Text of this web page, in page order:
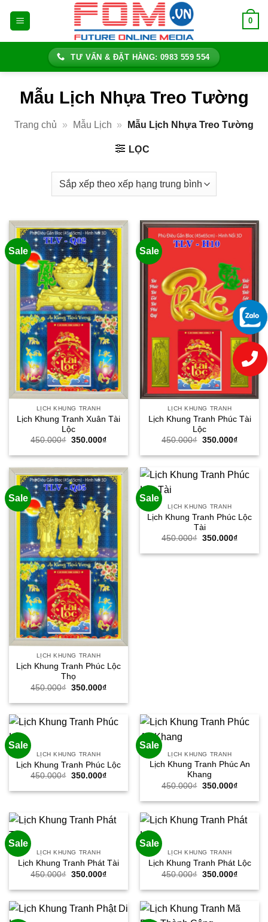
0
TƯ VẤN & ĐẶT HÀNG: 0983 559 554
Mẫu Lịch Nhựa Treo Tường
Trang chủ » Mẫu Lịch » Mẫu Lịch Nhựa Treo Tường
LỌC
Sale
LỊCH KHUNG TRANH
Lịch Khung Tranh Xuân Tài
Lộc
450.000₫ Giá
là:
350.000₫Giá
tại
350.000₫.
Sale
LỊCH KHUNG TRANH
Lịch Khung Tranh Phúc Tài
Lộc
450.000₫ Giá
là:
350.000₫Giá
tại
Sale
LỊCH KHUNG TRANH
Lịch Khung Tranh Phúc Lộc
Thọ
450.000₫ Giá
là:
350.000₫Giá
tại
350.000₫.
Sale
LỊCH KHUNG TRANH
Lịch Khung Tranh Phúc Lộc
Tài
450.000₫ Giá
là:
350.000₫Giá
tại
Sale
LỊCH KHUNG TRANH
Lịch Khung Tranh Phúc Lộc
450.000₫ Giá
là:
350.000₫Giá
tại
350.000₫.
Sale
LỊCH KHUNG TRANH
Lịch Khung Tranh Phúc An
Khang
450.000₫ Giá
là:
350.000₫Giá
tại
Sale
LỊCH KHUNG TRANH
Lịch Khung Tranh Phát Tài
450.000₫ Giá
là:
350.000₫Giá
tại
350.000₫.
Sale
LỊCH KHUNG TRANH
Lịch Khung Tranh Phát Lộc
450.000₫ Giá
là:
350.000₫Giá
tại